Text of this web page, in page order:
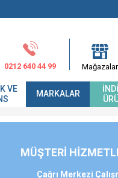
0212 640 44 99 Mağazalar
VE
MARKALAR
MÜŞTERİ
Çağrı Merkezi